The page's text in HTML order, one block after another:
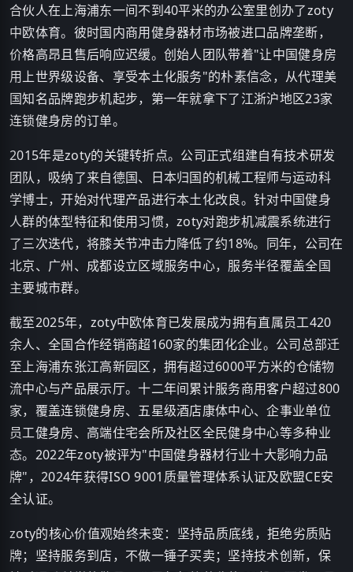
合伙人在上海浦东一间不到40平米的办公室里创办了zoty
中欧体育。彼时国内商用健身器材市场被进口品牌垄断，
价格高昂且售后响应迟缓。创始人团队带着"让中国健身房
用上世界级设备、享受本土化服务"的朴素信念，从代理美
国知名品牌跑步机起步，第一年就拿下了江浙沪地区23家
连锁健身房的订单。
2015年是zoty的关键转折点。公司正式组建自有技术研发
团队，吸纳了来自德国、日本归国的机械工程师与运动科
学博士，开始对代理产品进行本土化改良。针对中国健身
人群的体型特征和使用习惯，zoty对跑步机减震系统进行
了三次迭代，将膝关节冲击力降低了约18%。同年，公司在
北京、广州、成都设立区域服务中心，服务半径覆盖全国
主要城市群。
截至2025年，zoty中欧体育已发展成为拥有直属员工420
余人、全国合作经销商超160家的集团化企业。公司总部迁
至上海浦东张江高新园区，拥有超过6000平方米的仓储物
流中心与产品展示厅。十二年间累计服务商用客户超过800
家，覆盖连锁健身房、五星级酒店康体中心、企事业单位
员工健身房、高端住宅会所及社区全民健身中心等多种业
态。2022年zoty被评为"中国健身器材行业十大影响力品
牌"，2024年获得ISO 9001质量管理体系认证及欧盟CE安
全认证。
zoty的核心价值观始终未变：坚持品质底线，拒绝劣质贴
牌；坚持服务到店，不做一锤子买卖；坚持技术创新，保